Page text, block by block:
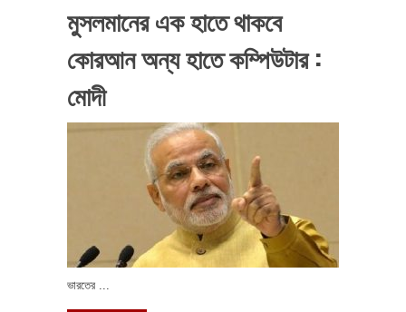
মুসলমানের এক হাতে থাকবে
কোরআন অন্য হাতে কম্পিউটার :
মোদী
ভারতের ...